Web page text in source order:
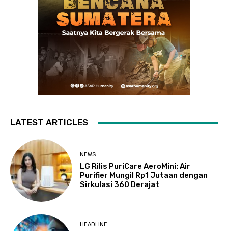
LATEST ARTICLES
NEWS
LG Rilis PuriCare AeroMini: Air
Purifier Mungil Rp1 Jutaan dengan
Sirkulasi 360 Derajat
HEADLINE